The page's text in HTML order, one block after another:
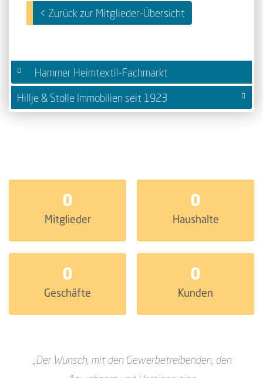
< Zurück zur Mitglieder-Übersicht
Hammer Heimtextil-Fachmarkt
Hillje & Stolle Immobilien seit 1923
0
Mitglieder
0
Geschäfte
0
Haushalte
0
Kunden
„Der Wunsch, mit den Gewerbetreibenden, den